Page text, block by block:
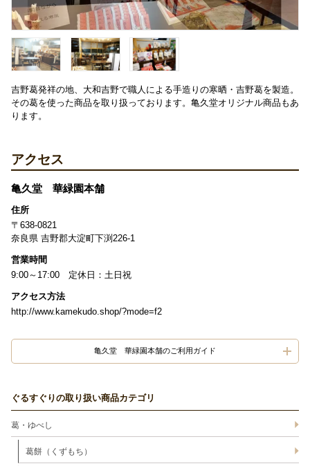
吉野葛発祥の地、大和吉野で職人による手造りの寒晒・吉野葛を製造。
その葛を使った商品を取り扱っております。亀久堂オリジナル商品もあ
ります。
アクセス
亀久堂 華緑園本舗
住所
〒638-0821
奈良県 吉野郡大淀町下渕226-1
営業時間
9:00～17:00 定休日：土日祝
アクセス方法
http://www.kamekudo.shop/?mode=f2
亀久堂 華緑園本舗のご利用ガイド
ぐるすぐりの取り扱い商品カテゴリ
葛・ゆべし
葛餅（くずもち）